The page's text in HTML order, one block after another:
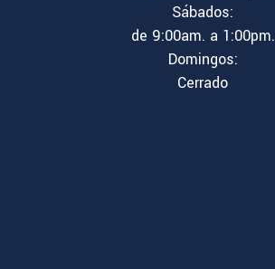
Sábados:
de 9:00am. a 1:00pm.
Domingos:
Cerrado